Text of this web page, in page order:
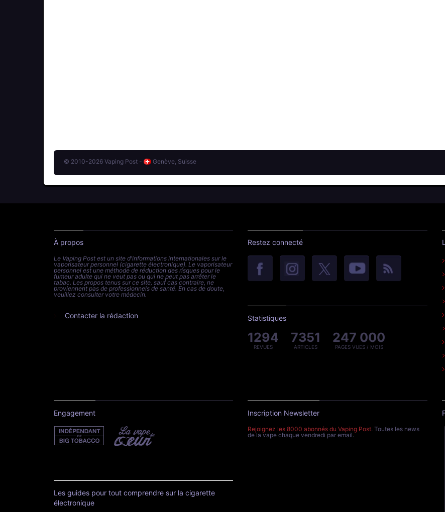
© 2010-2026 Vaping Post - Genève, Suisse
À propos
Le Vaping Post est un site d'informations internationales sur le
vaporisateur personnel (cigarette électronique). Le vaporisateur
personnel est une méthode de réduction des risques pour le
fumeur adulte qui ne veut pas ou qui ne peut pas arrêter le
tabac. Les propos tenus sur ce site, sauf cas contraire, ne
proviennent pas de professionnels de santé. En cas de doute,
veuillez consulter votre médecin.
Contacter la rédaction
Restez connecté
Statistiques
1294
REVUES
7351
ARTICLES
247 000
PAGES VUES / MOIS
Engagement
Les guides pour tout comprendre sur la cigarette
électronique
Inscription Newsletter
Rejoignez les 8000 abonnés du Vaping Post. Toutes les news
de la vape chaque vendredi par email.